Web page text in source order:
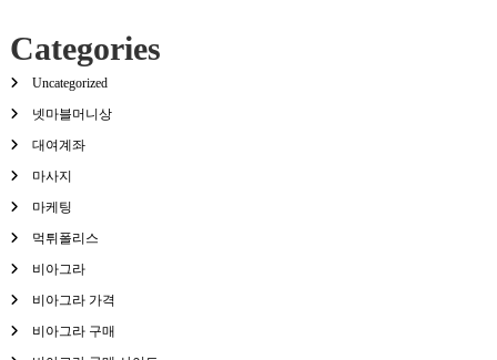
Categories
Uncategorized
넷마블머니상
대여계좌
마사지
마케팅
먹튀폴리스
비아그라
비아그라 가격
비아그라 구매